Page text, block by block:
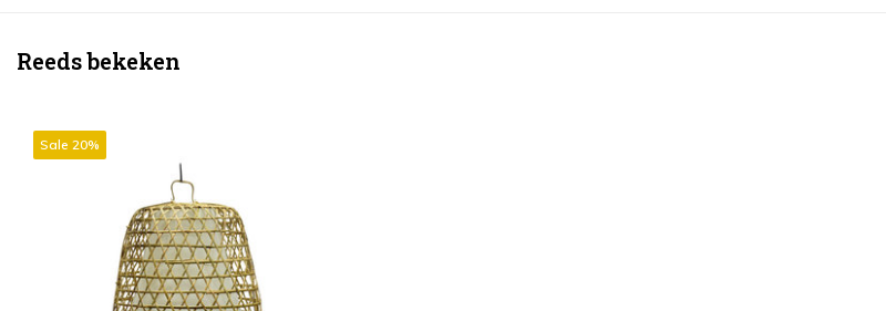
Reeds bekeken
Sale 20%